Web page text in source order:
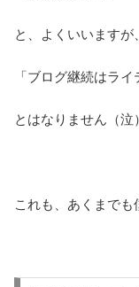
と、よくいいますが、
「ブログ継続はライ
とはなりません（泣）
これも、あくまでも